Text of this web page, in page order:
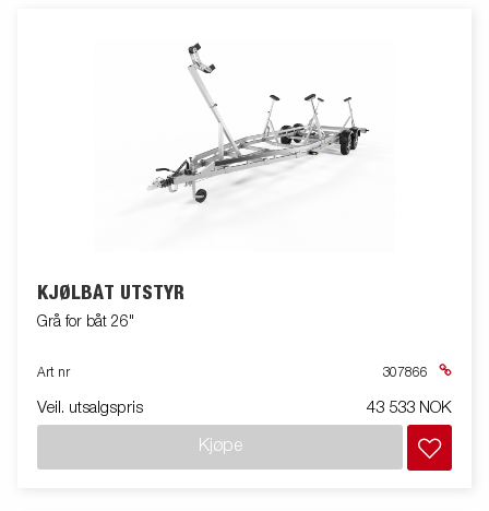
KJØLBÅT UTSTYR
Grå for båt 26"
Art nr 307866
Veil. utsalgspris 43 533 NOK
Kjøpe